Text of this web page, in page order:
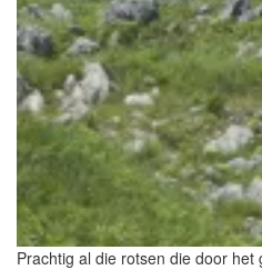
Prachtig al die rotsen die door het